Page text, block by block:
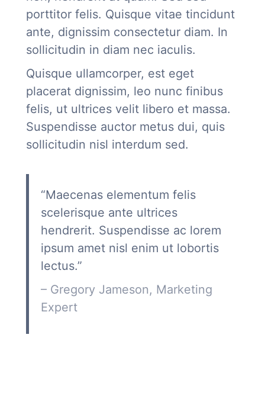
porttitor felis. Quisque vitae tincidunt
ante, dignissim consectetur diam. In
sollicitudin in diam nec iaculis.
Quisque ullamcorper, est eget
placerat dignissim, leo nunc finibus
felis, ut ultrices velit libero et massa.
Suspendisse auctor metus dui, quis
sollicitudin nisl interdum sed.
“Maecenas elementum felis
scelerisque ante ultrices
hendrerit. Suspendisse ac lorem
ipsum amet nisl enim ut lobortis
lectus.”
– Gregory Jameson, Marketing
Expert